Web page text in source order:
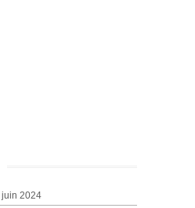
juin 2024